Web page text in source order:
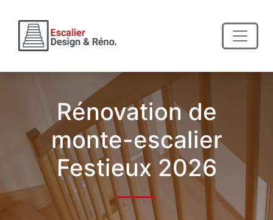
Rénovation de
monte-escalier
Festieux 2026